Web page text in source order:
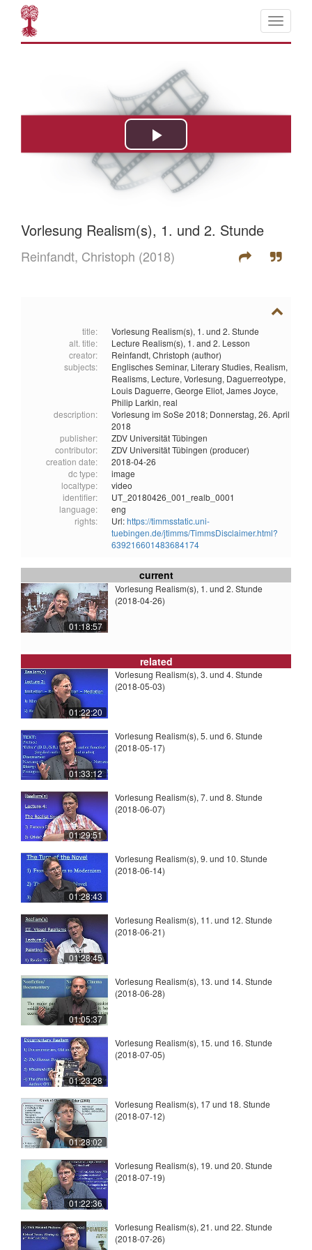
Vorlesung Realism(s), 1. und 2. Stunde
Reinfandt, Christoph (2018)
title:
Vorlesung Realism(s), 1. und 2. Stunde
alt. title:
Lecture Realism(s), 1. and 2. Lesson
creator:
Reinfandt, Christoph (author)
subjects:
Englisches Seminar, Literary Studies, Realism,
Realisms, Lecture, Vorlesung, Daguerreotype,
Louis Daguerre, George Eliot, James Joyce,
Philip Larkin, real
description:
Vorlesung im SoSe 2018; Donnerstag, 26. April
2018
publisher:
ZDV Universität Tübingen
contributor:
ZDV Universität Tübingen (producer)
creation date:
2018-04-26
dc type:
image
localtype:
video
identifier:
UT_20180426_001_realb_0001
language:
eng
rights:
Url:https://timmsstatic.uni-
tuebingen.de/jtimms/TimmsDisclaimer.html?
639216601483684174
current
01:18:57
Vorlesung Realism(s), 1. und 2. Stunde
(2018-04-26)
related
01:22:20
Vorlesung Realism(s), 3. und 4. Stunde
(2018-05-03)
01:33:12
Vorlesung Realism(s), 5. und 6. Stunde
(2018-05-17)
01:29:51
Vorlesung Realism(s), 7. und 8. Stunde
(2018-06-07)
01:28:43
Vorlesung Realism(s), 9. und 10. Stunde
(2018-06-14)
01:28:45
Vorlesung Realism(s), 11. und 12. Stunde
(2018-06-21)
01:05:37
Vorlesung Realism(s), 13. und 14. Stunde
(2018-06-28)
01:23:28
Vorlesung Realism(s), 15. und 16. Stunde
(2018-07-05)
01:28:02
Vorlesung Realism(s), 17 und 18. Stunde
(2018-07-12)
01:22:36
Vorlesung Realism(s), 19. und 20. Stunde
(2018-07-19)
Vorlesung Realism(s), 21. und 22. Stunde
(2018-07-26)